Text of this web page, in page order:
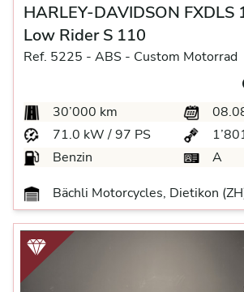
HARLEY-DAVIDSON FXDLS
Low Rider S 110
Ref. 5225 - ABS - Custom Motorrad
30’000 km
71.0 kW / 97 PS
Benzin
A
Bächli Motorcycles, Dietikon